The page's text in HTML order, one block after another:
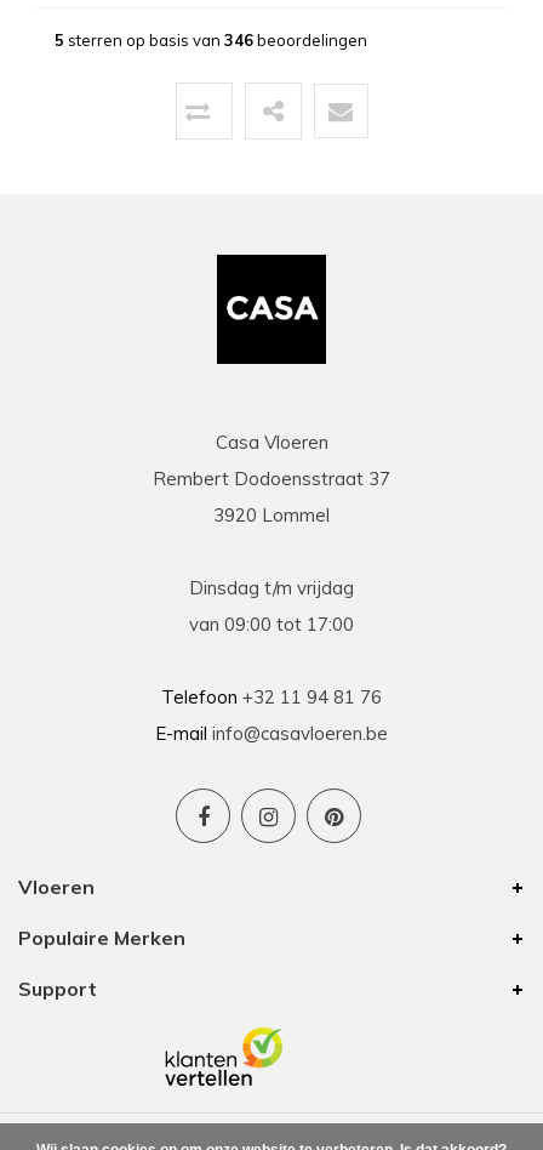
13-03-2026
Uitstekende service zowel voor, tijdens als na
vermelding voor de heel vriendelijke en
benodigdheden leverde en ons hielp om deze
Prima geholpen bij zowel de keuze als plaatsing
problemen tijdens plaatsing .
Casa Vloeren. Toen was het van hun eigen merk
zij de enige op onze zoektocht met een goede
waardoor we voor onze bovenverdieping ook
vloer bij hun zijn gaan halen. Ze hebben nog
steeds mooie vloeren voor elk budget. Ook deze
keer zijn we weer helemaal tevreden.
5 sterren op basis van 346beoordelingen
Casa Vloeren
Rembert Dodoensstraat 37
3920 Lommel
Dinsdag t/m vrijdag
van 09:00 tot 17:00
Telefoon +32 11 94 81 76
E-mail info@casavloeren.be
Vloeren
Populaire Merken
Support